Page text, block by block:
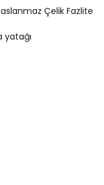
Çelik Fazlite
yatağı